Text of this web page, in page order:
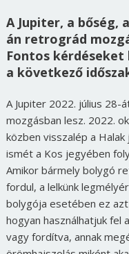
A Jupiter, a bőség,
án retrográd
Fontos
a következő
A Jupiter 2022. július
mozgásban lesz. 2022.
közben visszalép a
ismét a Kos jegyében
Amikor bármely bolygó
fordul, a lelkünk
bolygója esetében ez
hogyan használhatjuk fel
vagy fordítva, annak